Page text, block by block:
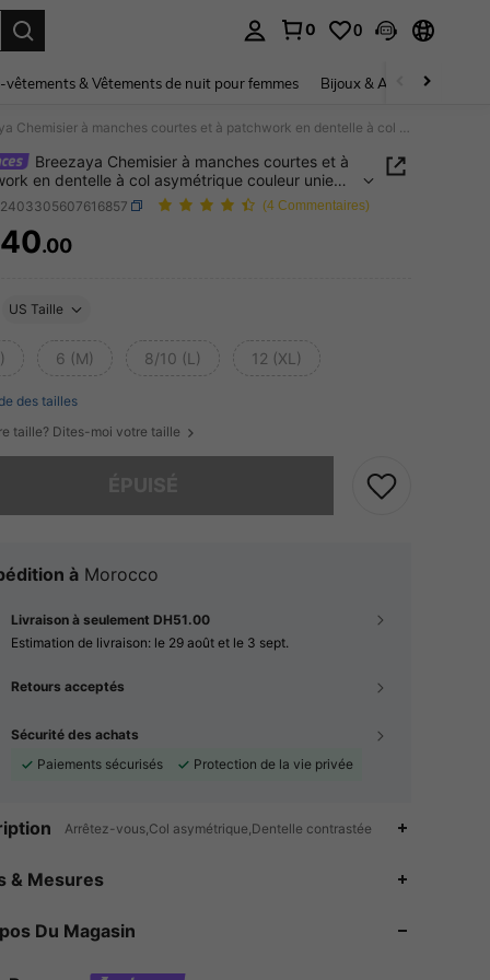
0 0
vêtements & Vêtements de nuit pour femmes Bijoux & Accessoires pour
Breezaya Chemisier à manches courtes et à patchwork en dentelle à col asymétrique couleur unie pour loisirs et vacances
Breezaya Chemisier à manches courtes et à
en dentelle à col asymétrique couleur unie
et vacances
(4 Commentaires)
AND AVAILABILITY
.00
US Taille
6 (M) 8/10 (L) 12 (XL)
des tailles
taille? Dites-moi votre taille
ce produit est épuisé.
à Morocco
Livraison à seulement DH51.00
Estimation de livraison: le 29 août et le 3 sept.
Retours acceptés
Sécurité des achats
Paiements sécurisés
Protection de la vie privée
Arrêtez-vous,Col asymétrique,Dentelle contrastée
& Mesures
Du Magasin
4.86
4.86 11K